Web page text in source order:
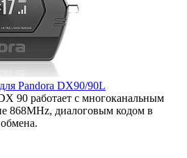
Pandora DX90/90L
90 работает c многоканальным
868MHz, диалоговым кодом в